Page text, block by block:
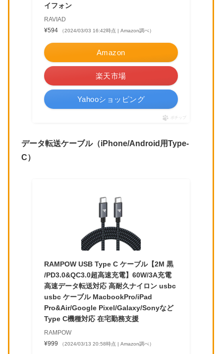
イフォン
RAVIAD
¥594
（2024/03/03 16:42時点 | Amazon調べ）
Amazon
楽天市場
Yahooショッピング
ポチップ
データ転送ケーブル（iPhone/Android用Type-
C）
RAMPOW USB Type C ケーブル【2M 黒
/PD3.0&QC3.0超高速充電】60W/3A充電
高速データ転送対応 高耐久ナイロン usbc
usbc ケーブル MacbookPro/iPad
Pro&Air/Google Pixel/Galaxy/Sonyなど
Type C機種対応 在宅勤務支援
RAMPOW
¥999
（2024/03/13 20:58時点 | Amazon調べ）